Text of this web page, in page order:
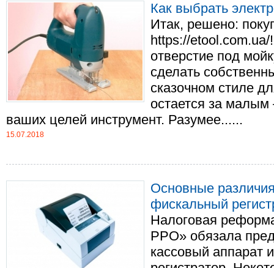
Как выбрать
Итак, решено:
https://
отверстие под
сделать
сказочном стиле
остается за
ваших целей инструмент. Разумее......
15.07.2018
Основные
фискальный
Налоговая
РРО» обязала
кассовый аппарат